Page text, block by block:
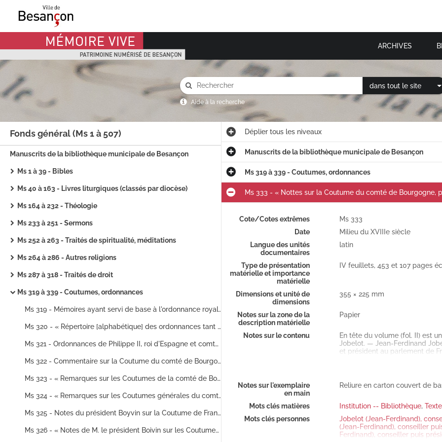
Mémoire Vive patrimoine numérisé de Besançon ARCHIVES
dans tout le site
Aide à la recherche
Fonds général (Ms 1 à 507)
Manuscrits de la bibliothèque municipale de Besançon
Ms 1 à 39 - Bibles
Ms 40 à 163 - Livres liturgiques (classés par diocèse)
Ms 164 à 232 - Théologie
Ms 233 à 251 - Sermons
Ms 252 à 263 - Traités de spiritualité, méditations
Ms 264 à 286 - Autres religions
Ms 287 à 318 - Traités de droit
Ms 319 à 339 - Coutumes, ordonnances
Ms 319 - Mémoires ayant servi de base à l'ordonnance royale sur la marine, préparée par Colbert (1681)
Ms 320 - « Répertoire [alphabétique] des ordonnances tant anciennes que modernes » de la province de Franche-Comté, etc.
Ms 321 - Ordonnances de Philippe II, roi d'Espagne et comte de Bourgogne, publiées en sa cour de parlement à Dole, le 14 avril 1586
Ms 322 - Commentaire sur la Coutume du comté de Bourgogne
Ms 323 - « Remarques sur les Coutumes de la comté de Bourgogne, par feu M. Boyvin, président au parlement de Dole »
Ms 324 - « Remarques sur les Coutumes générales du comté de Bourgogne », par Jean Boyvin
Ms 325 - Notes du président Boyvin sur la Coutume de Franche-Comté
Ms 326 - « Notes de M. le président Boivin sur les Coutumes du comté de Bourgogne »
Dépliertous les niveaux
Manuscrits de la bibliothèque municipale de Besançon
Ms 319 à 339 - Coutumes, ordonnances
Ms 333 - « Nottes sur la Coutume du comté de
Cote/Cotes extrêmes
Ms 333
Date
Milieu du XVIIIe siècle
Langue des unités
documentaires
latin
Type de présentation
matérielle et importance
matérielle
IV feuillets, 453 et 107 pages
Dimensions et unité de
dimensions
355 × 225 mm
Notes sur la zone de la
description matérielle
Papier
Notes sur le contenu
En tête du volume (fol. II) est
Jobelot. — Jean-Ferdinand
et président au parlement de
général en 1652. Et comme il
science. On lui attribue un
procès civils conformément à
laBiographie universelle.
Les « Nottes » ou «
consuetudine. Si la coutume
finissent (page 453) : «
laudimiarum perceptione et
Notes sur l'exemplaire
en main
Reliure en carton couvert de
Mots clés matières Institution -- Bibliothèque,
Mots clés personnes
Jobelot (Jean-Ferdinand),
(Jean-Ferdinand), conseiller
Ferdinand), conseiller puis